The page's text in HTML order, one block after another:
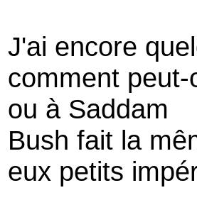
J'ai encore
comment
ou à Saddam
Bush fait la
eux petits